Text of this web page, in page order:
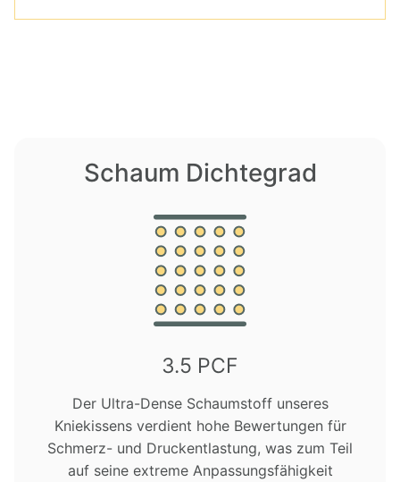
Schaum Dichtegrad
3.5 PCF
Der Ultra-Dense Schaumstoff unseres
Kniekissens verdient hohe Bewertungen für
Schmerz- und Druckentlastung, was zum Teil
auf seine extreme Anpassungsfähigkeit